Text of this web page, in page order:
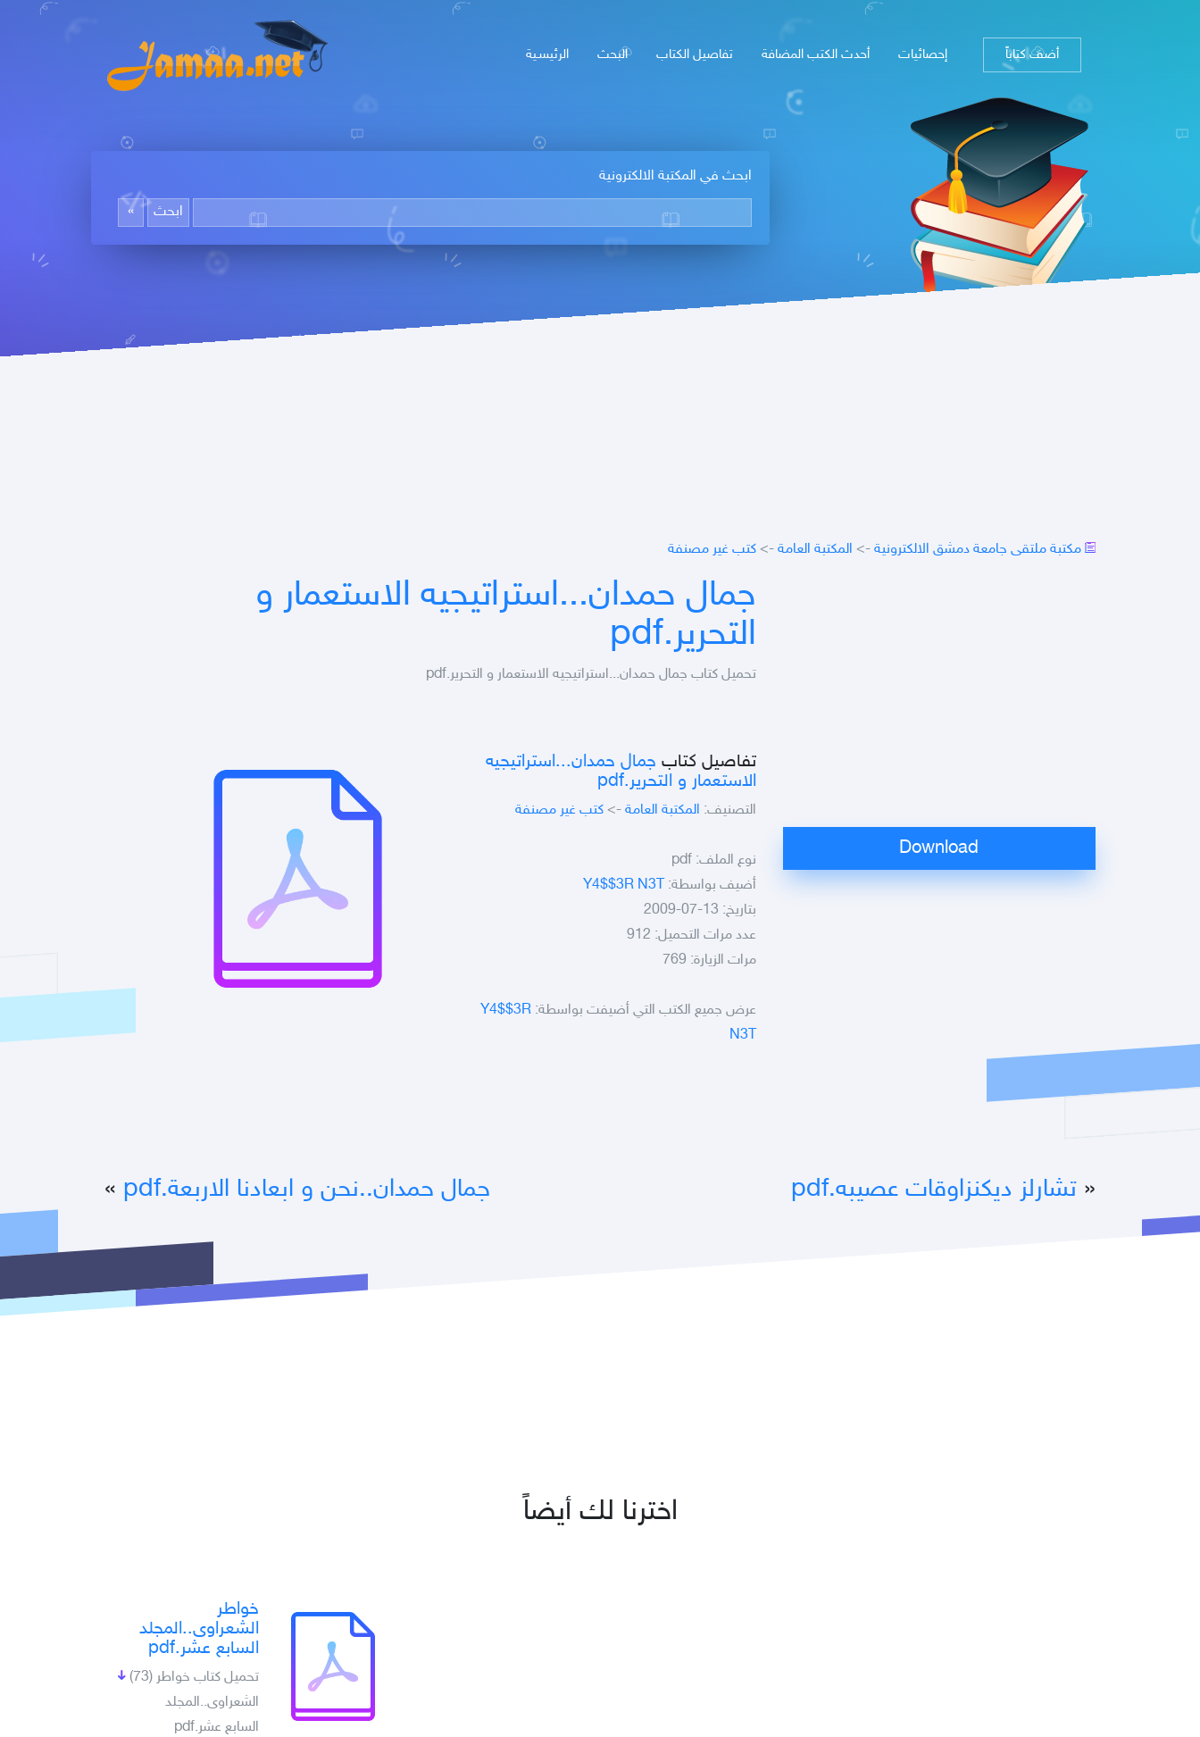
الرئيسـية البحث تفاصيل الكتاب أحدث الكتب المضافة إحصائيات أضف كتاباً
ابحث في المكتبة الالكترونية
مكتبة ملتقى جامعة دمشق الالكترونية -> المكتبة العامة -> كتب غير مصنفة
جمال حمدان...استراتيجيه الاستعمار و
التحرير.pdf
تحميل كتاب جمال حمدان...استراتيجيه الاستعمار و التحرير.pdf
تفاصيل كتاب جمال حمدان...استراتيجيه
الاستعمار و التحرير.pdf
التصنيف: المكتبة العامة -> كتب غير مصنفة
نوع الملف: pdf
أضيف بواسطة: Y4$$3R N3T
بتاريخ: 13-07-2009
عدد مرات التحميل: 912
مرات الزيارة: 769
عرض جميع الكتب التي أضيفت بواسطة: Y4$$3R
N3T
« تشارلز ديكنزاوقات عصيبه.pdf جمال حمدان..نحن و ابعادنا الاربعة.pdf »
اخترنا لك أيضاً
خواطر
الشعراوى..المجلد
السابع عشر.pdf
(73) تحميل كتاب خواطر
الشعراوى..المجلد
السابع عشر.pdf